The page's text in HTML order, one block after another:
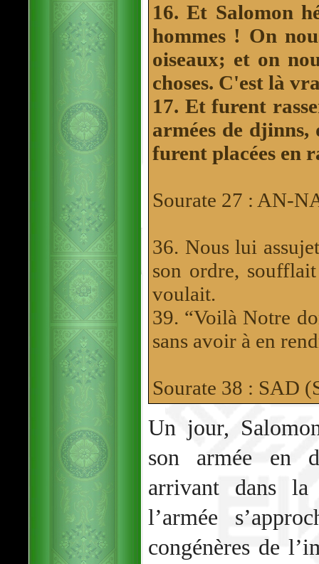
16. Et Salomon
hommes ! On
oiseaux; et on
choses. C'est là
17. Et furent
armées de djinns,
furent placées en
Sourate 27 : AN-
36. Nous lui
son ordre,
voulait.
39. “Voilà Notre
sans avoir à en
Sourate 38 : SAD
Un jour,
son armée en
arrivant dans
l’armée
congénères de